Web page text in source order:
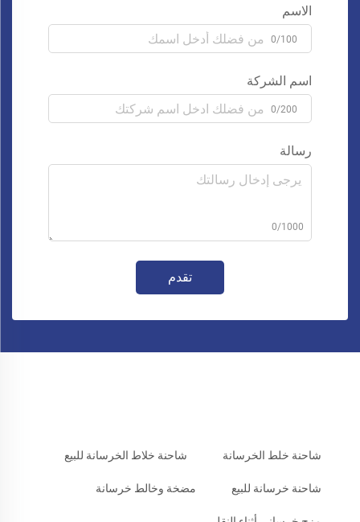
الاسم
0/100
اسم الشركة
0/200
رسالة
0/1000
تقدم
شاحنة خلط الخرسانة شاحنة خلاط الخرسانة للبيع
شاحنة خرسانة للبيع مضخة وخالط خرسانة